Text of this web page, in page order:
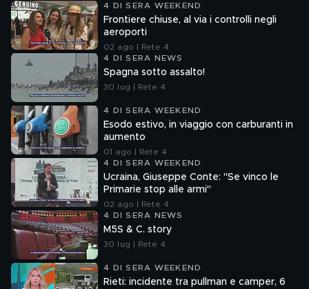
4 DI SERA WEEKEND
Frontiere chiuse, al via i controlli negli
aeroporti
02 ago | Rete 4
4 DI SERA NEWS
Spagna sotto assalto!
30 lug | Rete 4
4 DI SERA WEEKEND
Esodo estivo, in viaggio con carburanti in
aumento
01 ago | Rete 4
4 DI SERA WEEKEND
Ucraina, Giuseppe Conte: "Se vinco le
Primarie stop alle armi"
02 ago | Rete 4
4 DI SERA NEWS
M5S & C. story
30 lug | Rete 4
4 DI SERA WEEKEND
Rieti: incidente tra pullman e camper, 6